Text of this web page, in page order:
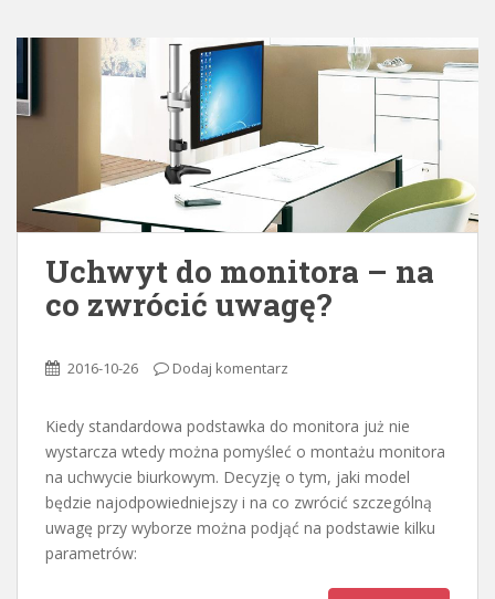
Uchwyt do monitora – na
co zwrócić uwagę?
2016-10-26 Dodaj komentarz
Kiedy standardowa podstawka do monitora już nie
wystarcza wtedy można pomyśleć o montażu monitora
na uchwycie biurkowym. Decyzję o tym, jaki model
będzie najodpowiedniejszy i na co zwrócić szczególną
uwagę przy wyborze można podjąć na podstawie kilku
parametrów: